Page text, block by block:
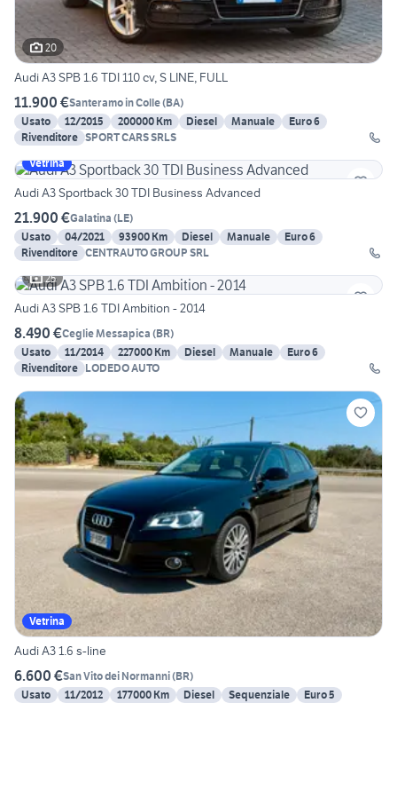
20
Audi A3 SPB 1.6 TDI 110 cv, S LINE, FULL
11.900 €Santeramo in Colle(BA)
Usato
12/2015 200000 Km Diesel Manuale
Euro 6
Rivenditore SPORT CARS SRLS
Vetrina
Audi A3 Sportback 30 TDI Business Advanced
21.900 €Galatina (LE)
Usato
04/2021 93900 Km Diesel Manuale
Euro 6
Rivenditore CENTRAUTO GROUP SRL
25
Audi A3 SPB 1.6 TDI Ambition - 2014
8.490 €Ceglie Messapica (BR)
Usato
11/2014 227000 Km Diesel Manuale
Euro 6
Rivenditore LODEDO AUTO
Vetrina
Audi A3 1.6 s-line
6.600 €San Vito dei Normanni(BR)
Usato
11/2012 177000 Km Diesel Sequenziale Euro 5